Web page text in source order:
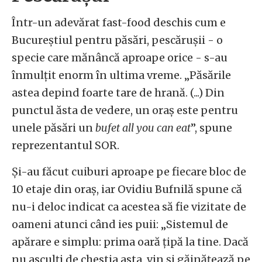
Într-un adevărat fast-food deschis cum e
Bucureștiul pentru păsări, pescărușii - o
specie care mănâncă aproape orice - s-au
înmulțit enorm în ultima vreme. „Păsările
astea depind foarte tare de hrană. (...) Din
punctul ăsta de vedere, un oraș este pentru
unele păsări unbufet all you can eat”, spune
reprezentantul SOR.
Și-au făcut cuiburi aproape pe fiecare bloc de
10 etaje din oraș, iar Ovidiu Bufnilă spune că
nu-i deloc indicat ca acestea să fie vizitate de
oameni atunci când ies puii: „Sistemul de
apărare e simplu: prima oară țipă la tine. Dacă
nu asculți de chestia asta, vin și găinățează pe